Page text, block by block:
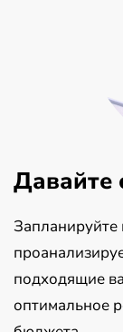
Давайте
подходящие
оптимальное